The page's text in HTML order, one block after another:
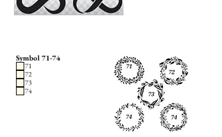
Symbol 71-74
71
72
73
74